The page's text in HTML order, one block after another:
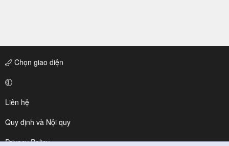
Chọn giao diện
Liên hệ
Quy định và Nội quy
Privacy Policy